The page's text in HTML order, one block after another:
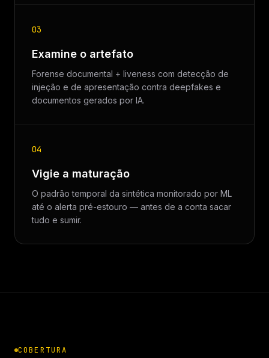
03
Examine o artefato
Forense documental + liveness com detecção de
injeção e de apresentação contra deepfakes e
documentos gerados por IA.
04
Vigie a maturação
O padrão temporal da sintética monitorado por ML
até o alerta pré-estouro — antes de a conta sacar
tudo e sumir.
COBERTURA